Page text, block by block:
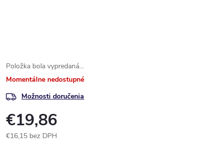
Položka bola vypredaná…
Momentálne nedostupné
Možnosti doručenia
€19,86
€16,15 bez DPH